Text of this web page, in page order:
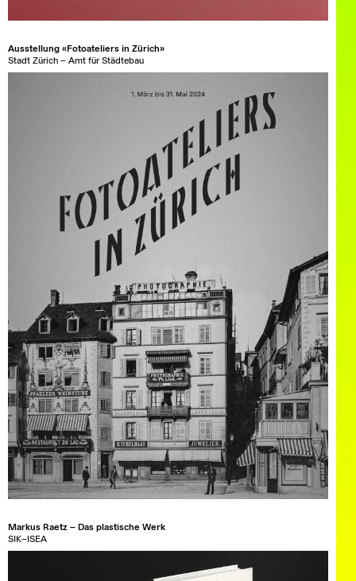
Ausstellung «Fotoateliers in Zürich»
Stadt Zürich – Amt für Städtebau
Markus Raetz – Das plastische Werk
SIK–ISEA